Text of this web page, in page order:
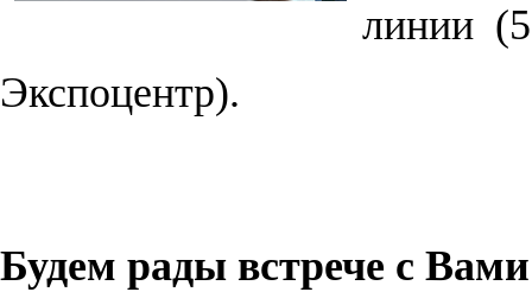
линии
Экспоцентр).
Будем рады встрече с